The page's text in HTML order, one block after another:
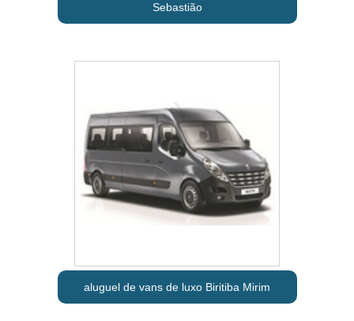
Sebastião
aluguel de vans de luxo Biritiba Mirim